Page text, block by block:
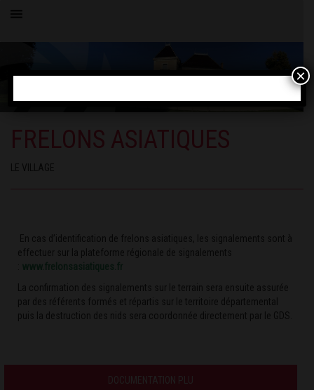
FRELONS ASIATIQUES
LE VILLAGE
En cas d’identification de frelons asiatiques, les signalements sont à
effectuer sur la plateforme régionale de signalements
www.frelonsasiatiques.fr
La confirmation des signalements sur le terrain sera ensuite assurée
par des référents formés et répartis sur le territoire départemental
puis la destruction des nids sera coordonnée directement par le GDS.
DOCUMENTATION PLU
×